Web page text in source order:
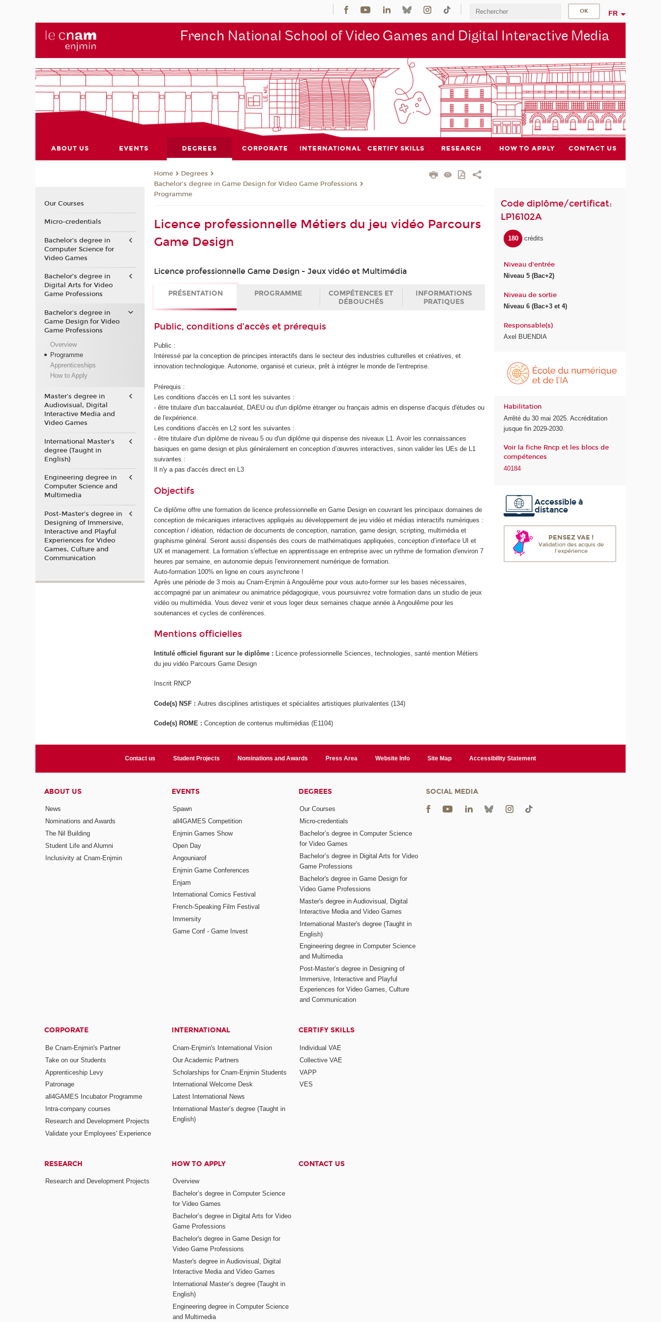
FR
French National School of Video Games and Digital Interactive Media
ABOUT US EVENTS DEGREES CORPORATE INTERNATIONAL CERTIFY SKILLS RESEARCH HOW TO APPLY CONTACT US
Home
Degrees
Bachelor's degree in Game Design for Video Game Professions
Programme
Licence professionnelle Métiers du jeu vidéo Parcours
Game Design
Licence professionnelle Game Design - Jeux vidéo et Multimédia
PRÉSENTATION PROGRAMME
COMPÉTENCES ET
DÉBOUCHÉS
INFORMATIONS
PRATIQUES
Public, conditions d’accès et prérequis
Public :
Intéressé par la conception de principes interactifs dans le secteur des industries culturelles et créatives, et
innovation technologique. Autonome, organisé et curieux, prêt à intégrer le monde de l'entreprise.
Prérequis :
Les conditions d'accès en L1 sont les suivantes :
- être titulaire d'un baccalauréat, DAEU ou d'un diplôme étranger ou français admis en dispense d'acquis d'études ou
de l'expérience.
Les conditions d'accès en L2 sont les suivantes :
- être titulaire d'un diplôme de niveau 5 ou d'un diplôme qui dispense des niveaux L1. Avoir les connaissances
basiques en game design et plus généralement en conception d’œuvres interactives, sinon valider les UEs de L1
suivantes :
Il n'y a pas d'accès direct en L3
Objectifs
Ce diplôme offre une formation de licence professionnelle en Game Design en couvrant les principaux domaines de
conception de mécaniques interactives appliqués au développement de jeu vidéo et médias interactifs numériques :
conception / idéation, rédaction de documents de conception, narration, game design, scripting, multimédia et
graphisme général. Seront aussi dispensés des cours de mathématiques appliquées, conception d’interface UI et
UX et management. La formation s'effectue en apprentissage en entreprise avec un rythme de formation d'environ 7
heures par semaine, en autonomie depuis l'environnement numérique de formation.
Auto-formation 100% en ligne en cours asynchrone !
Après une période de 3 mois au Cnam-Enjmin à Angoulême pour vous auto-former sur les bases nécessaires,
accompagné par un animateur ou animatrice pédagogique, vous poursuivrez votre formation dans un studio de jeux
vidéo ou multimédia. Vous devez venir et vous loger deux semaines chaque année à Angoulême pour les
soutenances et cycles de conférences.
Mentions officielles
Intitulé officiel figurant sur le diplôme :
Licence professionnelle Sciences, technologies, santé mention Métiers
du jeu vidéo Parcours Game Design
Inscrit RNCP
Code(s) NSF :Autres disciplines artistiques et spécialites artistiques plurivalentes (134)
Code(s) ROME :Conception de contenus multimédias (E1104)
Code diplôme/certificat:
LP16102A
180 crédits
Niveau d'entrée
Niveau 5 (Bac+2)
Niveau de sortie
Niveau 6 (Bac+3 et 4)
Responsable(s)
Axel BUENDIA
Habilitation
Arrêté du 30 mai 2025. Accréditation
jusque fin 2029-2030.
Voir la fiche Rncp et les blocs de
compétences
40184
Accessible à
distance
PENSEZ VAE !
Validation des acquis de
l'expérience
Our Courses
Micro-credentials
Bachelor’s degree in
Computer Science for
Video Games
Bachelor’s degree in
Digital Arts for Video
Game Professions
Bachelor's degree in
Game Design for Video
Game Professions
Overview
Programme
Apprenticeships
How to Apply
Master's degree in
Audiovisual, Digital
Interactive Media and
Video Games
International Master's
degree (Taught in
English)
Engineering degree in
Computer Science and
Multimedia
Post-Master’s degree in
Designing of Immersive,
Interactive and Playful
Experiences for Video
Games, Culture and
Communication
Contact us Student Projects Nominations and Awards Press Area Website Info Site Map Accessibility Statement
ABOUT US
News
Nominations and Awards
The Nil Building
Student Life and Alumni
Inclusivity at Cnam-Enjmin
EVENTS
Spawn
all4GAMES Competition
Enjmin Games Show
Open Day
Angouniarof
Enjmin Game Conferences
Enjam
International Comics Festival
French-Speaking Film Festival
Immersity
Game Conf - Game Invest
DEGREES
Our Courses
Micro-credentials
Bachelor’s degree in Computer Science
for Video Games
Bachelor’s degree in Digital Arts for Video
Game Professions
Bachelor's degree in Game Design for
Video Game Professions
Master's degree in Audiovisual, Digital
Interactive Media and Video Games
International Master's degree (Taught in
English)
Engineering degree in Computer Science
and Multimedia
Post-Master’s degree in Designing of
Immersive, Interactive and Playful
Experiences for Video Games, Culture
and Communication
CORPORATE
Be Cnam-Enjmin's Partner
Take on our Students
Apprenticeship Levy
Patronage
all4GAMES Incubator Programme
Intra-company courses
Research and Development Projects
Validate your Employees' Experience
INTERNATIONAL
Cnam-Enjmin's International Vision
Our Academic Partners
Scholarships for Cnam-Enjmin Students
International Welcome Desk
Latest International News
International Master’s degree (Taught in
English)
CERTIFY SKILLS
Individual VAE
Collective VAE
VAPP
VES
RESEARCH
Research and Development Projects
HOW TO APPLY
Overview
Bachelor’s degree in Computer Science
for Video Games
Bachelor’s degree in Digital Arts for Video
Game Professions
Bachelor's degree in Game Design for
Video Game Professions
Master's degree in Audiovisual, Digital
Interactive Media and Video Games
International Master’s degree (Taught in
English)
Engineering degree in Computer Science
and Multimedia
CONTACT US
SOCIAL MEDIA